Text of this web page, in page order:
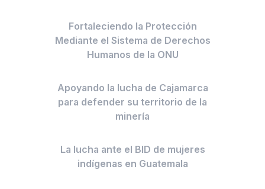
Fortaleciendo la Protección
Mediante el Sistema de Derechos
Humanos de la ONU
Apoyando la lucha de Cajamarca
para defender su territorio de la
minería
La lucha ante el BID de mujeres
indígenas en Guatemala